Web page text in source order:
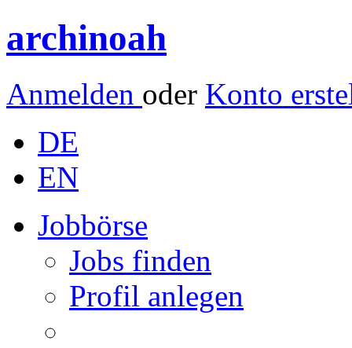
archinoah
Anmelden oder Konto
DE
EN
Jobbörse
Jobs finden
Profil anlegen